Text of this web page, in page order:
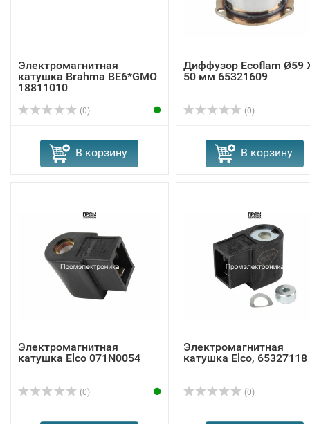
Электромагнитная
катушка Brahma BE6*GMO
18811010
(0)
В корзину
Диффузор Ecoflam Ø59
50 мм 65321609
(0)
В корзину
Электромагнитная
катушка Elco 071N0054
(0)
Электромагнитная
катушка Elco, 65327118
(0)